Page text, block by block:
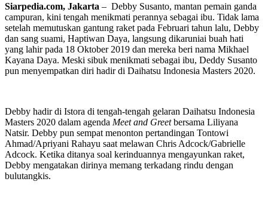
Siarpedia.com, Jakarta – Debby Susanto, mantan pemain ganda
campuran, kini tengah menikmati perannya sebagai ibu. Tidak lama
setelah memutuskan gantung raket pada Februari tahun lalu, Debby
dan sang suami, Haptiwan Daya, langsung dikaruniai buah hati
yang lahir pada 18 Oktober 2019 dan mereka beri nama Mikhael
Kayana Daya. Meski sibuk menikmati sebagai ibu, Deddy Susanto
pun menyempatkan diri hadir di Daihatsu Indonesia Masters 2020.
Debby hadir di Istora di tengah-tengah gelaran Daihatsu Indonesia
Masters 2020 dalam agenda Meet and Greetbersama Liliyana
Natsir. Debby pun sempat menonton pertandingan Tontowi
Ahmad/Apriyani Rahayu saat melawan Chris Adcock/Gabrielle
Adcock. Ketika ditanya soal kerinduannya mengayunkan raket,
Debby mengatakan dirinya memang terkadang rindu dengan
bulutangkis.